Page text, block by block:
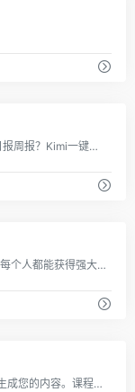
自从用了Kimi,每天都能准时下班了。日报周报？Kimi一键帮你搞定
革命性的简单的人工智能工具平台，让每个人都能获得强大的人工智能应用我们的专业和用户友好的一步AI服务。
通过由 GPT-4 提供支持的对​​话式聊天生成您的内容。课程，会员资格，播客，教练和更多!